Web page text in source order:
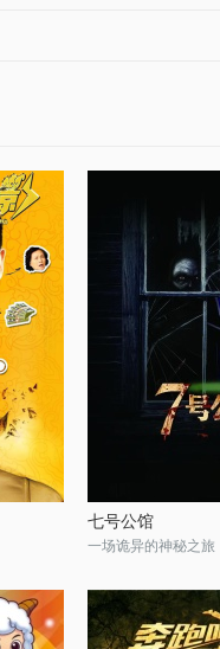
七号公馆
一场诡异的神秘之旅